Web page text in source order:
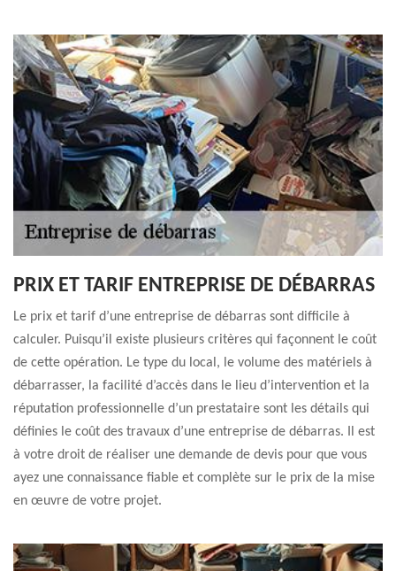
PRIX ET TARIF ENTREPRISE DE DÉBARRAS
Le prix et tarif d’une entreprise de débarras sont difficile à
calculer. Puisqu’il existe plusieurs critères qui façonnent le coût
de cette opération. Le type du local, le volume des matériels à
débarrasser, la facilité d’accès dans le lieu d’intervention et la
réputation professionnelle d’un prestataire sont les détails qui
définies le coût des travaux d’une entreprise de débarras. Il est
à votre droit de réaliser une demande de devis pour que vous
ayez une connaissance fiable et complète sur le prix de la mise
en œuvre de votre projet.